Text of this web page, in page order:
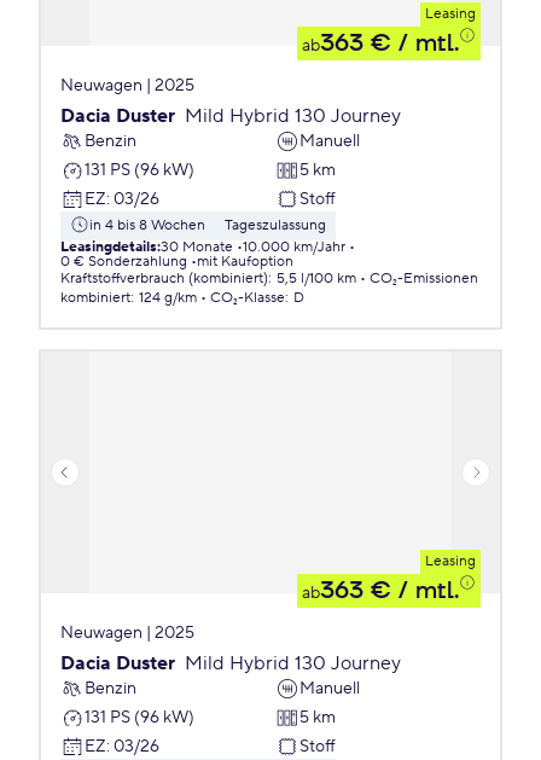
Leasing
ab363 € / mtl.
Neuwagen | 2025
Dacia Duster Mild Hybrid 130 Journey
Benzin
Manuell
131 PS (96 kW)
5 km
EZ: 03/26 Stoff
in 4 bis 8 Wochen
Tageszulassung
Leasingdetails:30 Monate 10.000 km/Jahr
0 € Sonderzahlung
mit Kaufoption
Kraftstoffverbrauch (kombiniert): 5,5 l/100 km
CO₂-Emissionen
kombiniert: 124 g/km CO₂-Klasse: D
Leasing
ab363 € / mtl.
Neuwagen | 2025
Dacia Duster Mild Hybrid 130 Journey
Benzin
Manuell
131 PS (96 kW)
5 km
EZ: 03/26 Stoff